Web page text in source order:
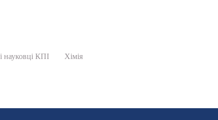
науковці КПІ
Хімія